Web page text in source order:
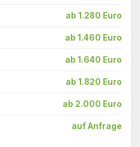
ab 1.280 Euro
ab 1.460 Euro
ab 1.640 Euro
ab 1.820 Euro
ab 2.000 Euro
auf Anfrage